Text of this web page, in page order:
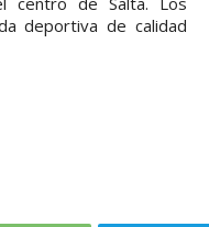
deportiva de calidad